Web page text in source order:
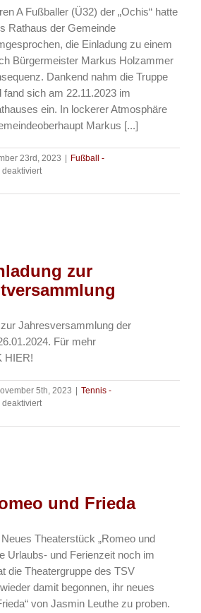
A Fußballer (Ü32) der „Ochis“ hatte
Rathaus der Gemeinde
die Einladung zu einem
Bürgermeister Markus Holzammer
Dankend nahm die Truppe
fand sich am 22.11.2023 im
ein. In lockerer Atmosphäre
Markus [...]
23rd, 2023
Fußball -
deaktiviertfür
–
Meisterstück
zur
Jahresversammlung der
Für mehr
HIER!
5th, 2023
Tennis -
deaktiviertfür
–
und Frieda
Theaterstück „Romeo und
Urlaubs- und Ferienzeit noch im
die Theatergruppe des TSV
damit begonnen, ihr neues
von Jasmin Leuthe zu proben.